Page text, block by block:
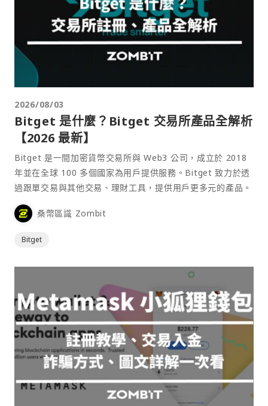
2026/08/03
Bitget 是什麼？Bitget 交易所產品全解析
【2026 最新】
Bitget 是一間加密貨幣交易所與 Web3 公司，成立於 2018
年並在全球 100 多個國家為用戶提供服務。Bitget 致力於透
過跟單交易與其他交易、理財工具，提供用戶更多元的產品。
桑幣區識 Zombit
Bitget